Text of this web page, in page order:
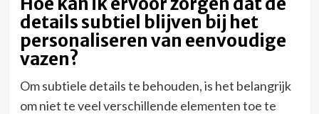
details subtiel blijven bij het
personaliseren van eenvoudige
vazen?
Om subtiele details te behouden, is het belangrijk
om niet te veel verschillende elementen toe te